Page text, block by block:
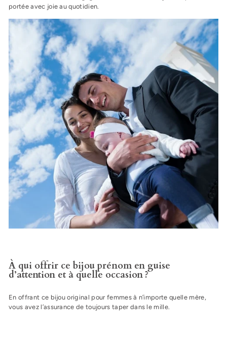
portée avec joie au quotidien.
À qui offrir ce bijou prénom en guise
d’attention et à quelle occasion ?
En offrant ce bijou original pour femmes à n’importe quelle mère,
vous avez l’assurance de toujours taper dans le mille.